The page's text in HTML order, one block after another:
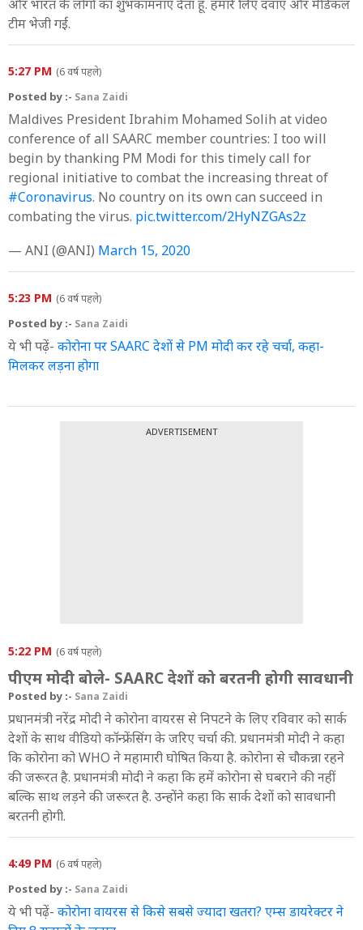
और भारत के लोगों का शुभकामनाएं देता हूं. हमारे लिए दवाएं और मेडिकल
टीम भेजी गईं.
5:27 PM (6 वर्ष पहले)
Posted by :- Sana Zaidi
Maldives President Ibrahim Mohamed Solih at video
conference of all SAARC member countries: I too will
begin by thanking PM Modi for this timely call for
regional initiative to combat the increasing threat of
#Coronavirus. No country on its own can succeed in
combating the virus. pic.twitter.com/2HyNZGAs2z
— ANI (@ANI) March 15, 2020
5:23 PM (6 वर्ष पहले)
Posted by :- Sana Zaidi
ये भी पढ़ें- कोरोना पर SAARC देशों से PM मोदी कर रहे चर्चा, कहा-
मिलकर लड़ना होगा
ADVERTISEMENT
5:22 PM (6 वर्ष पहले)
पीएम मोदी बोले- SAARC देशों को बरतनी होगी सावधानी
Posted by :- Sana Zaidi
प्रधानमंत्री नरेंद्र मोदी ने कोरोना वायरस से निपटने के लिए रविवार को सार्क
देशों के साथ वीडियो कॉन्फ्रेंसिंग के जरिए चर्चा की. प्रधानमंत्री मोदी ने कहा
कि कोरोना को WHO ने महामारी घोषित किया है. कोरोना से चौकन्ना रहने
की जरूरत है. प्रधानमंत्री मोदी ने कहा कि हमें कोरोना से घबराने की नहीं
बल्कि साथ लड़ने की जरूरत है. उन्होंने कहा कि सार्क देशों को सावधानी
बरतनी होगी.
4:49 PM (6 वर्ष पहले)
Posted by :- Sana Zaidi
ये भी पढ़ें- कोरोना वायरस से किसे सबसे ज्यादा खतरा? एम्स डायरेक्टर ने